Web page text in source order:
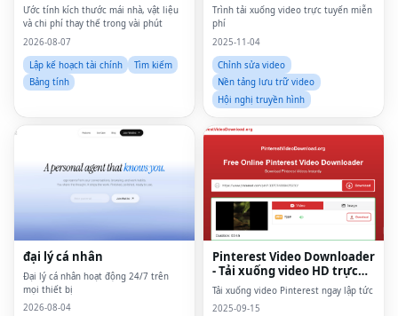
Ước tính kích thước mái nhà, vật liệu
và chi phí thay thế trong vài phút
2026-08-07
Lập kế hoạch tài chính
Tìm kiếm
Bảng tính
Trình tải xuống video trực tuyến miễn
phí
2025-11-04
Chỉnh sửa video
Nền tảng lưu trữ video
Hội nghị truyền hình
đại lý cá nhân
Đại lý cá nhân hoạt động 24/7 trên
mọi thiết bị
2026-08-04
Pinterest Video Downloader
- Tải xuống video HD trực
tuyến
Tải xuống video Pinterest ngay lập tức
2025-09-15